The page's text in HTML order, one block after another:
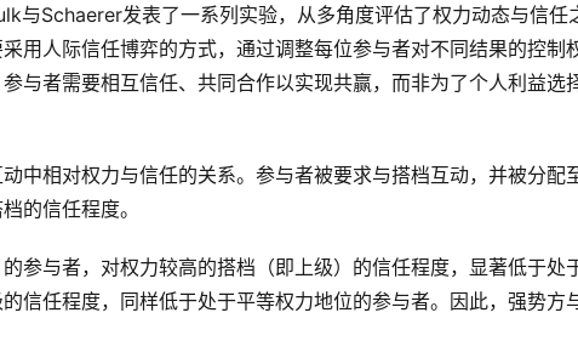
与Schaerer发表了一系列实验，从多角度评估了权力动态与信任
用人际信任博弈的方式，通过调整每位参与者对不同结果的控制
与者需要相互信任、共同合作以实现共赢，而非为了个人利益选
中相对权力与信任的关系。参与者被要求与搭档互动，并被分配
的信任程度。
参与者，对权力较高的搭档（即上级）的信任程度，显著低于处
信任程度，同样低于处于平等权力地位的参与者。因此，强势方